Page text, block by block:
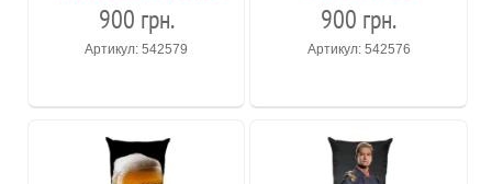
900 грн.
Артикул: 542579
900 грн.
Артикул: 542576